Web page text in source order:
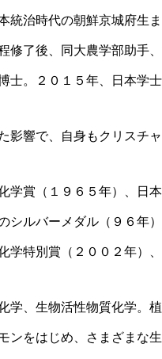
統治時代の朝鮮京城府生
修了後、同大農学部助手
士。２０１５年、日本学
影響で、自身もクリスチャ
学賞（１９６５年）、日
シルバーメダル（９６年
学特別賞（２００２年）
学、生物活性物質化学。
ンをはじめ、さまざまな